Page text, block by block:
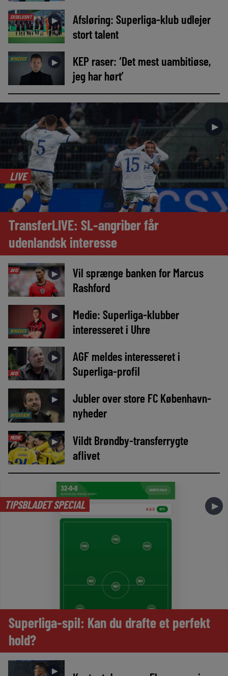
EKSKLUSIVT ►
Afsløring: Superliga-klub udlejer
stort talent
NYHEDER ►
KEP raser: ‘Det mest uambitiøse,
jeg har hørt’
►
LIVE
TransferLIVE: SL-angriber får
udenlandsk interesse
AVIS ►
Vil sprænge banken for Marcus
Rashford
NYHEDER
►
Medie: Superliga-klubber
interesseret i Uhre
AVIS
►
AGF meldes interesseret i
Superliga-profil
INTERVIEW
►
Jubler over store FC København-
nyheder
MEDIE ►
Vildt Brøndby-transferrygte
aflivet
TIPSBLADET SPECIAL ►
Superliga-spil: Kan du drafte et perfekt
hold?
►